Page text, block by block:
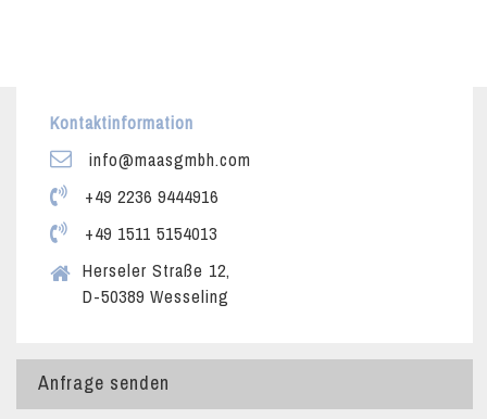
Kontaktinformation
info@maasgmbh.com
+49 2236 9444916
+49 1511 5154013
Herseler Straße 12,
D-50389 Wesseling
Anfrage senden